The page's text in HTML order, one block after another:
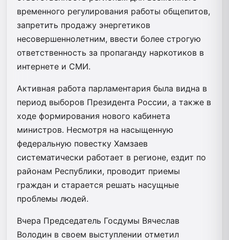
временного регулирования работы общепитов,
запретить продажу энергетиков
несовершеннолетним, ввести более строгую
ответственность за пропаганду наркотиков в
интернете и СМИ.
Активная работа парламентария была видна в
период выборов Президента России, а также в
ходе формирования нового кабинета
министров. Несмотря на насыщенную
федеральную повестку Хамзаев
систематически работает в регионе, ездит по
районам Республики, проводит приемы
граждан и старается решать насущные
проблемы людей.
Вчера Председатель Госдумы Вячеслав
Володин в своем выступлении отметил